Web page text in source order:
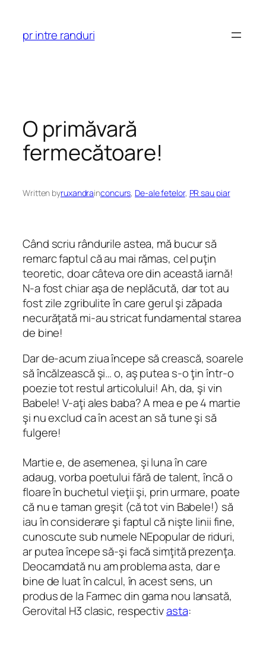
content
pr intre randuri
O primăvară
fermecătoare!
Written byruxandrainconcurs, De-ale fetelor, PR sau piar
Când scriu rândurile astea, mă bucur să
remarc faptul că au mai rămas, cel puţin
teoretic, doar câteva ore din această iarnă!
N-a fost chiar aşa de neplăcută, dar tot au
fost zile zgribulite în care gerul şi zăpada
necurăţată mi-au stricat fundamental starea
de bine!
Dar de-acum ziua începe să crească, soarele
să încălzească şi… o, aş putea s-o ţin într-o
poezie tot restul articolului! Ah, da, şi vin
Babele! V-aţi ales baba? A mea e pe 4 martie
şi nu exclud ca în acest an să tune şi să
fulgere!
Martie e, de asemenea, şi luna în care
adaug, vorba poetului fără de talent, încă o
floare în buchetul vieţii şi, prin urmare, poate
că nu e taman greşit (că tot vin Babele!) să
iau în considerare şi faptul că nişte linii fine,
cunoscute sub numele NEpopular de riduri,
ar putea începe să-şi facă simţită prezenţa.
Deocamdată nu am problema asta, dar e
bine de luat în calcul, în acest sens, un
produs de la Farmec din gama nou lansată,
Gerovital H3 clasic, respectivasta: